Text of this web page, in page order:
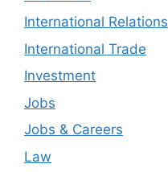
International Relations
International Trade
Investment
Jobs
Jobs & Careers
Law